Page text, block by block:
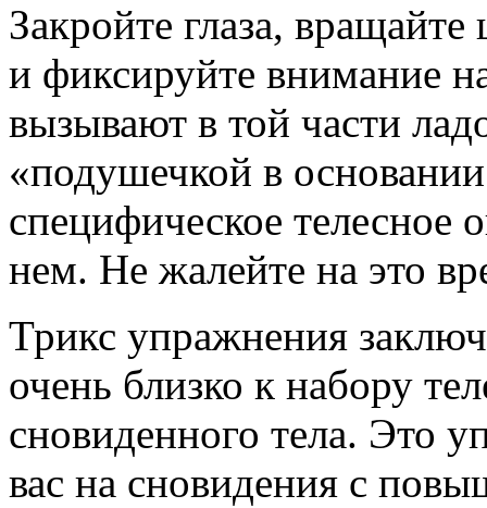
Закройте глаза,
и фиксируйте внимание
вызывают в той части
«подушечкой в
специфическое
нем. Не жалейте на это
Трикс упражнения
очень близко к набору
сновиденного тела. Это
вас на сновидения с